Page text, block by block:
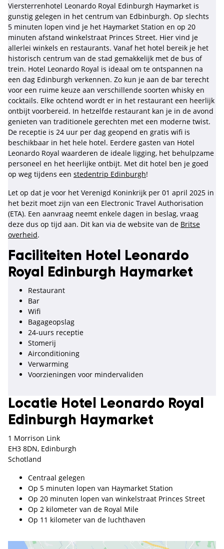
Viersterrenhotel Leonardo Royal Edinburgh Haymarket is
gunstig gelegen in het centrum van Edbinburgh. Op slechts
5 minuten lopen vind je het Haymarket Station en op 20
minuten afstand winkelstraat Princes Street. Hier vind je
allerlei winkels en restaurants. Vanaf het hotel bereik je het
historisch centrum van de stad gemakkelijk met de bus of
trein. Hotel Leonardo Royal is ideaal om te ontspannen na
een dag Edinburgh verkennen. Zo kun je aan de bar terecht
voor een ruime keuze aan verschillende soorten whisky en
cocktails. Elke ochtend wordt er in het restaurant een heerlijk
ontbijt voorbereid. In hetzelfde restaurant kan je in de avond
genieten van traditionele gerechten met een moderne twist.
De receptie is 24 uur per dag geopend en gratis wifi is
beschikbaar in het hele hotel. Eerdere gasten van Hotel
Leonardo Royal waarderen de ideale ligging, het behulpzame
personeel en het heerlijke ontbijt. Met dit hotel ben je goed
op weg tijdens een stedentrip Edinburgh!
Let op dat je voor het Verenigd Koninkrijk per 01 april 2025 in
het bezit moet zijn van een Electronic Travel Authorisation
(ETA). Een aanvraag neemt enkele dagen in beslag, vraag
deze dus op tijd aan. Dit kan via de website van de Britse
overheid.
Faciliteiten Hotel Leonardo
Royal Edinburgh Haymarket
Restaurant
Bar
Wifi
Bagageopslag
24-uurs receptie
Stomerij
Airconditioning
Verwarming
Voorzieningen voor mindervaliden
Locatie Hotel Leonardo Royal
Edinburgh Haymarket
1 Morrison Link
EH3 8DN, Edinburgh
Schotland
Centraal gelegen
Op 5 minuten lopen van Haymarket Station
Op 20 minuten lopen van winkelstraat Princes Street
Op 2 kilometer van de Royal Mile
Op 11 kilometer van de luchthaven